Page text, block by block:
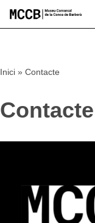
Inici » Contacte
Contacte